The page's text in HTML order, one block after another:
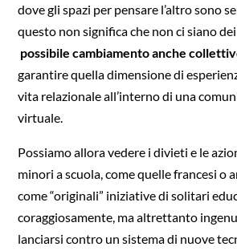
dove gli spazi per pensare l’altro sono
questo non significa che non ci siano dei
possibile cambiamento anche
garantire quella dimensione di
vita relazionale all’interno di una
virtuale.
Possiamo allora vedere i divieti e le
minori a scuola, come quelle francesi o
come “originali” iniziative di solitari
coraggiosamente, ma altrettanto
lanciarsi contro un sistema di nuove